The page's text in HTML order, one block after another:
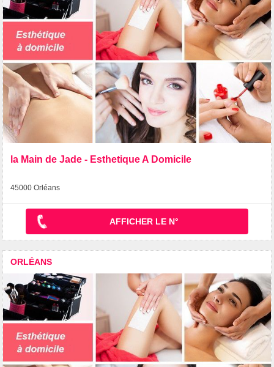
la Main de Jade - Esthetique A Domicile
45000 Orléans
AFFICHER LE N°
ORLÉANS